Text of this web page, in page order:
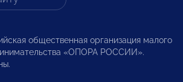
общественная организация малого
«ОПОРА РОССИИ».